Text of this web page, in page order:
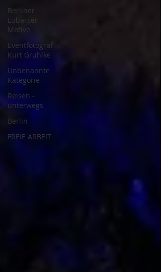
Berliner
Lübarser
Motive
Eventfotograf
Kurt Gruhlke
Unbenannte
Kategorie
Reisen -
unterwegs
Berlin
FREIE ARBEIT